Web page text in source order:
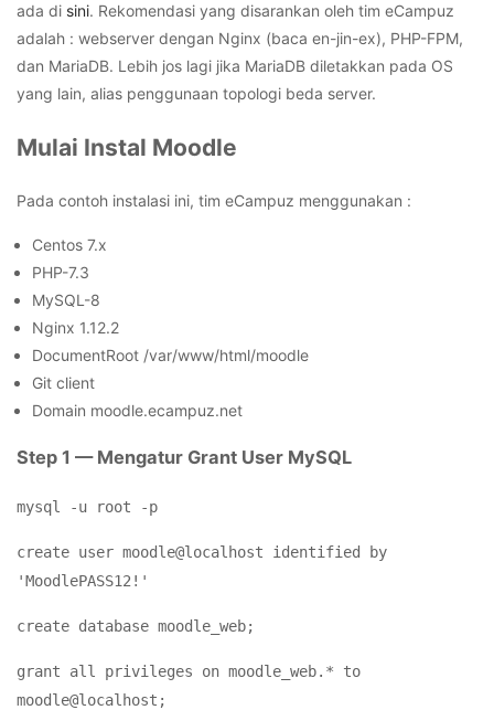
ada di sini. Rekomendasi yang disarankan oleh tim eCampuz
adalah : webserver dengan Nginx (baca en-jin-ex), PHP-FPM,
dan MariaDB. Lebih jos lagi jika MariaDB diletakkan pada OS
yang lain, alias penggunaan topologi beda server.
Mulai Instal Moodle
Pada contoh instalasi ini, tim eCampuz menggunakan :
Centos 7.x
PHP-7.3
MySQL-8
Nginx 1.12.2
DocumentRoot /var/www/html/moodle
Git client
Domain moodle.ecampuz.net
Step 1 — Mengatur Grant User MySQL
mysql -u root -p
create user moodle@localhost identified by
'MoodlePASS12!'
create database moodle_web;
grant all privileges on moodle_web.* to
moodle@localhost;